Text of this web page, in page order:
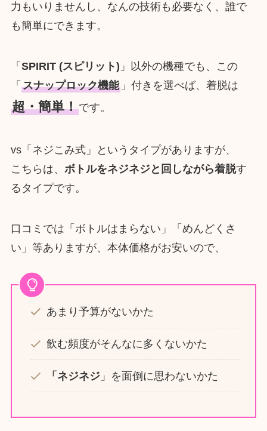
力もいりませんし、なんの技術も必要なく、誰で
も簡単にできます。
「 SPIRIT (スピリット) 」以外の機種でも、この
「 スナップロック機能」付きを選べば、着脱は
超・簡単！です。
vs「ネジこみ式」というタイプがありますが、
こちらは、 ボトルをネジネジと回しながら着脱す
るタイプです。
口コミでは「ボトルはまらない」「めんどくさ
い」等ありますが、本体価格がお安いので、
あまり予算がないかた
飲む頻度がそんなに多くないかた
「ネジネジ 」を面倒に思わないかた